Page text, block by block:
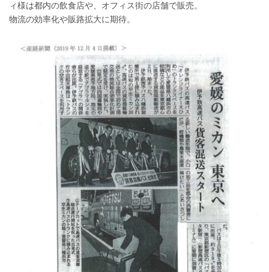
ィ様は都内の飲食店や、オフィス街の店舗で販売。
物流の効率化や販路拡大に期待。